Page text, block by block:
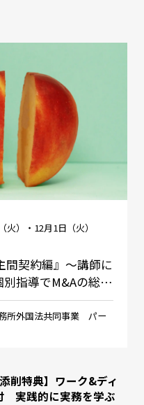
）・12月1日（火）
間契約編』～講師に
別指導でM&Aの総…
所外国法共同事業 パー
削特典】ワーク&ディ
実践的に実務を学ぶ